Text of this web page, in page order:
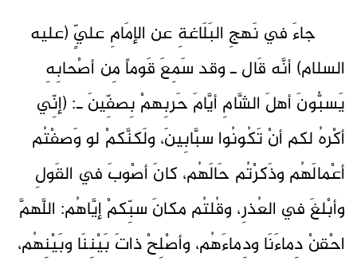
جاءَ في نَهجِ البَلَاغةِ عن الإمَامِ عليٍّ (عليه
السلام) أنَّه قَال ـ وقد سَمِعَ قَوماً مِن أصْحابِهِ
يَسبُّونَ أهلَ الشَّامِ أيَّامَ حَربِهمْ بِصفِّينَ ـ: (إنِّي
أكْرهُ لكم أنْ تَكُونُوا سبَّابِينَ، ولَكنَّكمْ لو وَصفْتُم
أعْمالَهُم وذَكرْتُم حَالَهُم، كانَ أصْوبَ في القَولِ
وأبْلغَ في العُذرِ، وقُلتُم مكانَ سبِّكمْ إيَّاهُم: اللَّهمَّ
احْقنْ دِماءَنَا ودِماءَهُم، وأصْلِحْ ذاتَ بَيْنِنَا وبَيْنِهُم،